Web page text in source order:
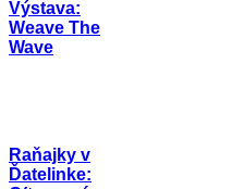
Výstava:
Weave The
Wave
Raňajky v
Ďatelinke: